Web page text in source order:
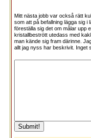
Mitt nästa jobb var också rätt
som att på befallning lägga sig i
föreställa sig det om målar upp
kristallbestrött utedass med
man kände sig fram därinne.
allt jag nyss har beskrivit. Inget